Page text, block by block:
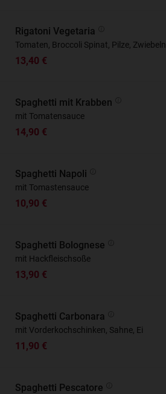
Rigatoni Vegetaria
Tomaten, Broccoli Spinat, Pilze, Zwiebeln
13,40 €
Spaghetti mit Krabben
mit Tomatensauce
14,90 €
Spaghetti Napoli
mit Tomastensauce
10,90 €
Spaghetti Bolognese
mit Hackfleischsoße
13,90 €
Spaghetti Carbonara
mit Vorderkochschinken, Sahne, Ei
11,90 €
Spaghetti Pescatore